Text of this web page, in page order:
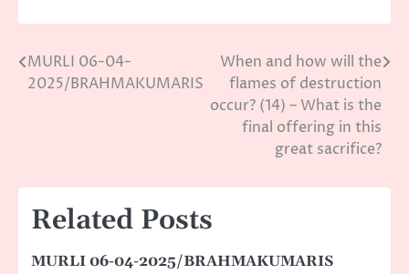
Post
navigation
MURLI 06-04-
2025/BRAHMAKUMARIS
When and how will the
flames of destruction
occur? (14) – What is the
final offering in this
great sacrifice?
Related Posts
MURLI 06-04-2025/BRAHMAKUMARIS